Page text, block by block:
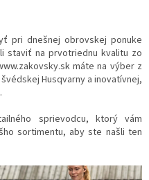
pri dnešnej obrovskej ponuke
staviť na prvotriednu kvalitu zo
máte na výber z
Husqvarny a inovatívnej,
sprievodcu, ktorý vám
sortimentu, aby ste našli ten